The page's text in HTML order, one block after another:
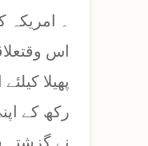
۔
اس
پھیلا
رکھ کے
نے گزشتہ